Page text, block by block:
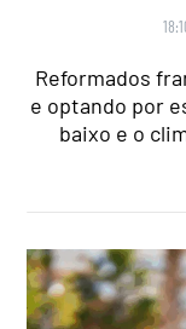
Reformados
e optando por
baixo e o